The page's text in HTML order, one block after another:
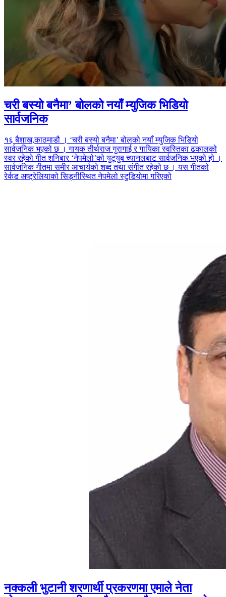
चरी बस्यो बनैमा’ बोलको नयाँ म्युजिक भिडियो
सार्वजनिक
­१६ बैशाख,काठमाडौ । ‘चरी बस्यो बनैमा’ बोलको नयाँ म्युजिक भिडियो
सार्वजनिक भएको छ । गायक तीर्थराज गुरागाई र गायिका स्वस्तिका ढकालको
स्वर रहेको गीत शनिबार ‘नेपमेलो’को युट्युब च्यानलबाट सार्वजनिक भएको हो ।
सार्वजनिक गीतमा समीर आचार्यको शब्द तथा संगीत रहेको छ । यस गीतको
रेर्कड अष्ट्रेलियाको सिड्नीस्थित नेपमेलो स्टुडियोमा गरिएको
नक्कली भुटानी शरणार्थी प्रकरणमा एमाले नेता